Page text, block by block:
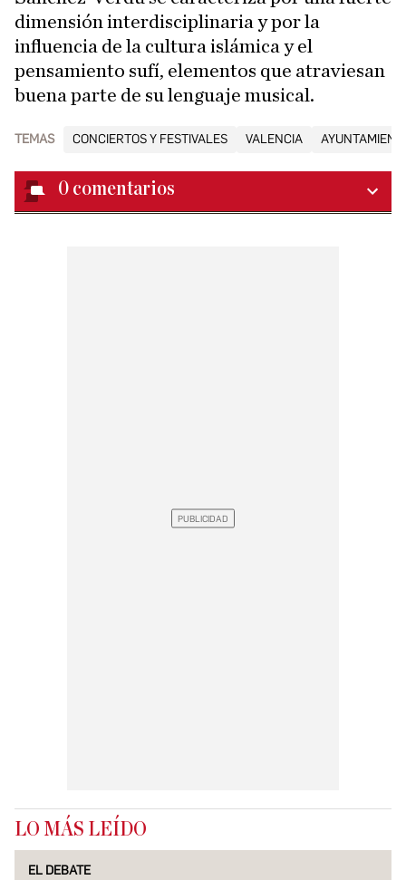
dimensión interdisciplinaria y por la
influencia de la cultura islámica y el
pensamiento sufí, elementos que atraviesan
buena parte de su lenguaje musical.
TEMAS CONCIERTOS Y FESTIVALES VALENCIA
0 comentarios
LO MÁS LEÍDO
EL DEBATE